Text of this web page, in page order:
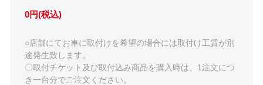
0円(税込)
○店舗にてお車に取付けを希望の場合には取付け工賃が別
途発生致します。
〇取付チケット及び取付込み商品を購入時は、1注文につ
き一台分でご注文ください。